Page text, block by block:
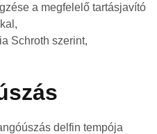
a megfelelő tartásjavító
Schroth szerint,
delfin tempója